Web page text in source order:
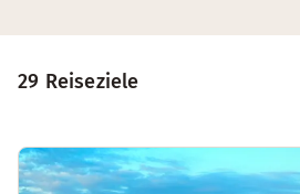
29 Reiseziele